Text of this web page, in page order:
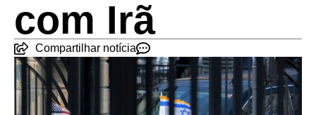
com Irã
Compartilhar notícia